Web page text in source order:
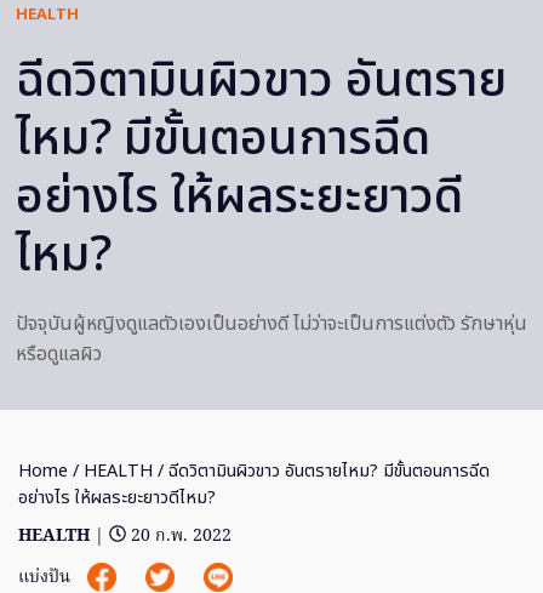
HEALTH
ฉีดวิตามินผิวขาว อันตราย
ไหม? มีขั้นตอนการฉีด
อย่างไร ให้ผลระยะยาวดี
ไหม?
ปัจจุบันผู้หญิงดูแลตัวเองเป็นอย่างดี ไม่ว่าจะเป็นการแต่งตัว รักษาหุ่น
หรือดูแลผิว
Home / HEALTH / ฉีดวิตามินผิวขาว อันตรายไหม? มีขั้นตอนการฉีด
อย่างไร ให้ผลระยะยาวดีไหม?
HEALTH |
20 ก.พ. 2022
แบ่งปัน